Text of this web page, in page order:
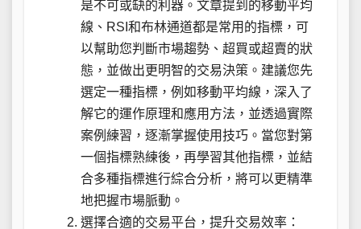
是不可或缺的利器。文章提到的移動平均
線、RSI和布林通道都是常用的指標，可
以幫助您判斷市場趨勢、超買或超賣的狀
態，並做出更明智的交易決策。建議您先
選定一種指標，例如移動平均線，深入了
解它的運作原理和應用方法，並透過實際
案例練習，逐漸掌握使用技巧。當您對第
一個指標熟練後，再學習其他指標，並結
合多種指標進行綜合分析，將可以更精準
地把握市場脈動。
選擇合適的交易平台，提升交易效率：